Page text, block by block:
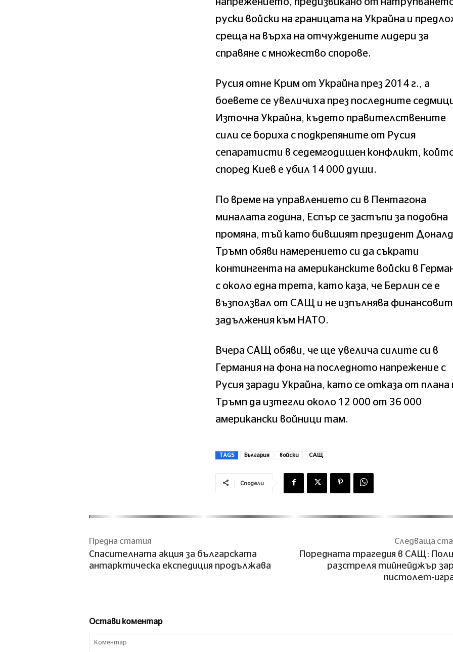
руски войски на границата на Украйна и
среща на върха на отчуждените лидери за
справяне с множество спорове.
Русия отне Крим от Украйна през 2014 г., а
боевете се увеличиха през последните
Източна Украйна, където правителствените
сили се бориха с подкрепяните от Русия
сепаратисти в седемгодишен конфликт,
според Киев е убил 14 000 души.
По време на управлението си в Пентагона
миналата година, Еспър се застъпи за подобна
промяна, тъй като бившият президент Доналд
Тръмп обяви намерението си да съкрати
контингента на американските войски в
с около една трета, като каза, че Берлин се е
възползвал от САЩ и не изпълнява
задължения към НАТО.
Вчера САЩ обяви, че ще увелича силите си в
Германия на фона на последното напрежение с
Русия заради Украйна, като се отказа от плана
Тръмп да изтегли около 12 000 от 36 000
американски войници там.
TAGS България войски САЩ
Сподели
Предна статия
Спасителната акция за българската
антарктическа експедиция продължава
Следваща
Поредната трагедия в САЩ:
разстреля тийнейджър
пистолет-
Остави коментар